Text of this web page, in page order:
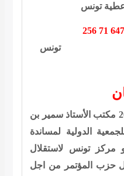
عطية تونس
647
71 256
تونس
مكتب الأستاذ سمير بن
الدولية لمساندة
مركز تونس لاستقلال
حزب المؤتمر من اجل